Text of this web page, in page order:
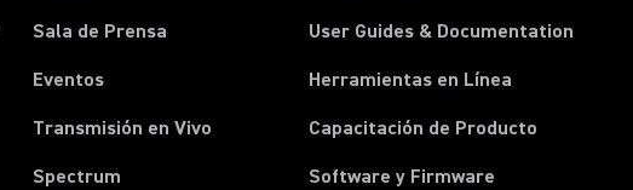
Sala de Prensa
Eventos
Transmisión en Vivo
Spectrum
User Guides & Documentation
Herramientas en Línea
Capacitación de Producto
Software y Firmware